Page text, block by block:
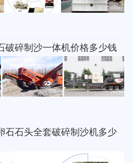
破碎制沙一体机价格多少钱
石石头全套破碎制沙机多少